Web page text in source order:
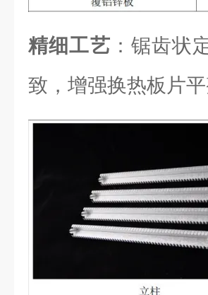
精细工艺 ：锯齿状
致，增强换热板片